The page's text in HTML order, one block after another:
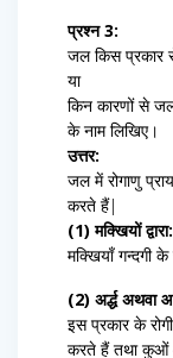
प्रश्न 3:
जल किस प्रकार
या
किन कारणों से
के नाम लिखिए।
उत्तर:
जल में रोगाणु
करते हैं|
(1) मक्खियों द्वारा:
मक्खियाँ गन्दगी
(2) अर्द्ध अथवा
इस प्रकार के
करते हैं तथा कुओं